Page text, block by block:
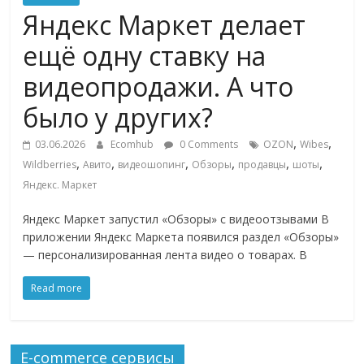
Commerce,
омниканальном
ритейле,
логистике,
технологиях,
соцсетях
Портал
торговле,
Яндекс Маркет делает
ещё одну ставку на
видеопродажи. А что
было у других?
03.06.2026 Ecomhub 0 Comments OZON,Wibes,
Wildberries,Авито, видеошопинг, Обзоры, продавцы, шоты,
Яндекс. Маркет
Яндекс Маркет запустил «Обзоры» с видеоотзывами В
приложении Яндекс Маркета появился раздел «Обзоры»
— персонализированная лента видео о товарах. В
Read more
E-commerce сервисы